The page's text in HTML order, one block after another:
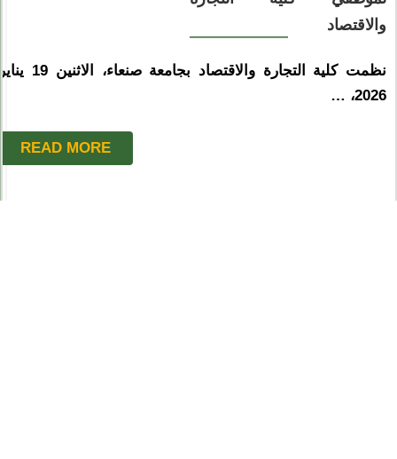
والاقتصاد
نظمت كلية التجارة والاقتصاد بجامعة صنعاء،
2026، …
READ MORE